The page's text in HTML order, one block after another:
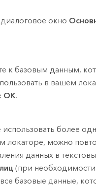
окно
к базовым данным,
в вашем
ОК.
использовать более
локаторе, можно
данных в
(при необходимости
базовые данные,